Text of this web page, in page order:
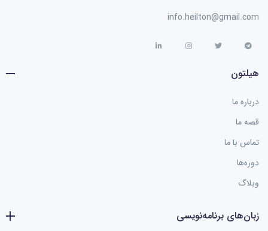
info.heilton@gmail.com
هیلتون
درباره ما
قصه ما
تماس با ما
دوره‌ها
وبلاگ
زبان‌های برنامه‌نویسی